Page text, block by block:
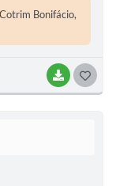
BAIXAR
Bonifácio,